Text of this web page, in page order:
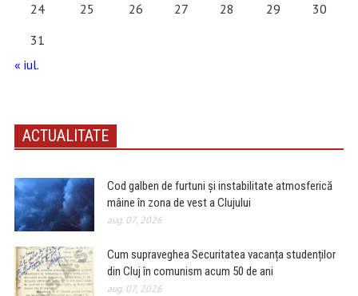
24
25 26 27 28 29
30
31
« iul.
ACTUALITATE
Cod galben de furtuni și instabilitate atmosferică
mâine în zona de vest a Clujului
aug. 07, 2026
Cum supraveghea Securitatea vacanța studenților
din Cluj în comunism acum 50 de ani
aug. 07, 2026